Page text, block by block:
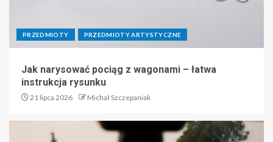
PRZEDMIOTY PRZEDMIOTY ARTYSTYCZNE
Jak narysować pociąg z wagonami – łatwa
instrukcja rysunku
21 lipca 2026 Michał Szczepaniak